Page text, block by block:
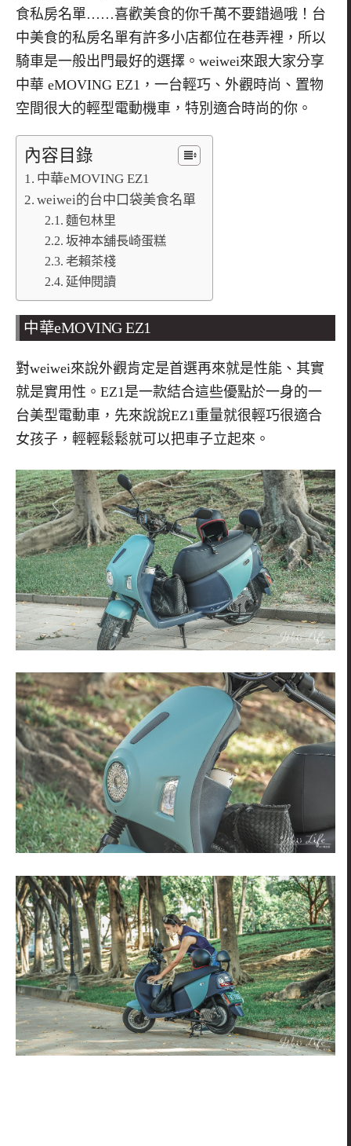
食私房名單……喜歡美食的你千萬不要錯過哦！台
中美食的私房名單有許多小店都位在巷弄裡，所以
騎車是一般出門最好的選擇。weiwei來跟大家分享
中華 eMOVING EZ1，一台輕巧、外觀時尚、置物
空間很大的輕型電動機車，特別適合時尚的你。
內容目錄
中華eMOVING EZ1
weiwei的台中口袋美食名單
麵包林里
坂神本舖長崎蛋糕
老賴茶棧
延伸閱讀
中華eMOVING EZ1
對weiwei來說外觀肯定是首選再來就是性能、其實
就是實用性。EZ1是一款結合這些優點於一身的一
台美型電動車，先來說說EZ1重量就很輕巧很適合
女孩子，輕輕鬆鬆就可以把車子立起來。